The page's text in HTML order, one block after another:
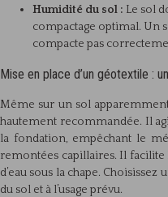
Humidité du sol : Le sol
compactage optimal. Un
compacte pas
Mise en place d’un géotextile :
Même sur un sol
hautement recommandée. Il
la fondation, empêchant le
remontées capillaires. Il facilite
d’eau sous la chape.
du sol et à l’usage prévu.